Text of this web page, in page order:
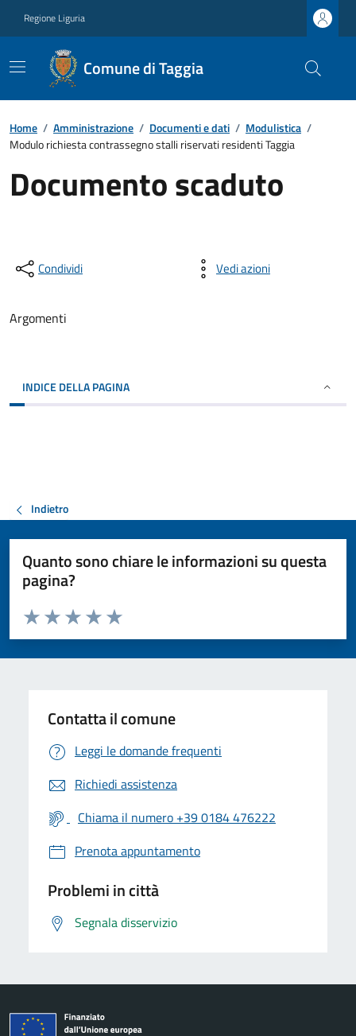
Regione Liguria
Comune di Taggia
Home / Amministrazione / Documenti e dati / Modulistica /
Modulo richiesta contrassegno stalli riservati residenti Taggia
Documento scaduto
Condividi Vedi azioni
Argomenti
INDICE DELLA PAGINA
Indietro
Quanto sono chiare le informazioni su questa
pagina?
Valuta da 1 a 5 stelle la pagina
Valuta 5 stelle su 5
Valuta 4 stelle su 5
Valuta 3 stelle su 5
Valuta 2 stelle su 5
Valuta 1 stelle su 5
Contatta il comune
Leggi le domande frequenti
Richiedi assistenza
Chiama il numero +39 0184 476222
Prenota appuntamento
Problemi in città
Segnala disservizio